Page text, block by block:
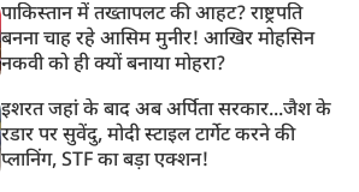
पाकिस्तान में तख्तापलट की आहट? राष्ट्रपति
बनना चाह रहे आसिम मुनीर! आखिर मोहसिन
नकवी को ही क्यों बनाया मोहरा?
इशरत जहां के बाद अब अर्पिता सरकार...जैश के
रडार पर सुवेंदु, मोदी स्टाइल टार्गेट करने की
प्लानिंग, STF का बड़ा एक्शन!